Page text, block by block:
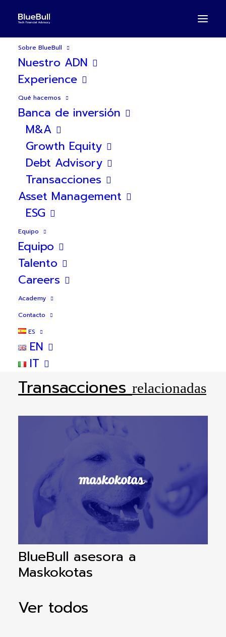
Sobre BlueBull
Nuestro ADN
Experience
Qué hacemos
Banca de inversión
M&A
Growth Equity
Debt Advisory
Transacciones
Asset Management
ESG
Equipo
Equipo
Talento
Careers
Academy
Contacto
ES
EN
IT
BlueBull asesora a
Evolufarma en captación
de capital
25
Transaccionesrelacionadas
BlueBull asesora a
Maskokotas
Ver todos